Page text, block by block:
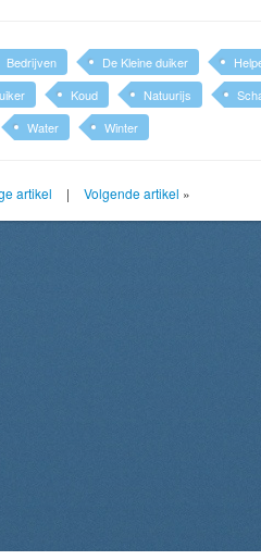
Bedrijven De Kleine duiker
Koud Natuurijs
Water Winter
artikel | Volgende artikel »